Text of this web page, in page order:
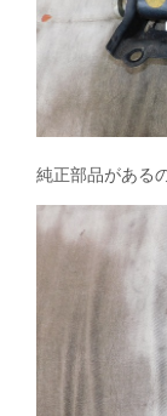
純正部品がある